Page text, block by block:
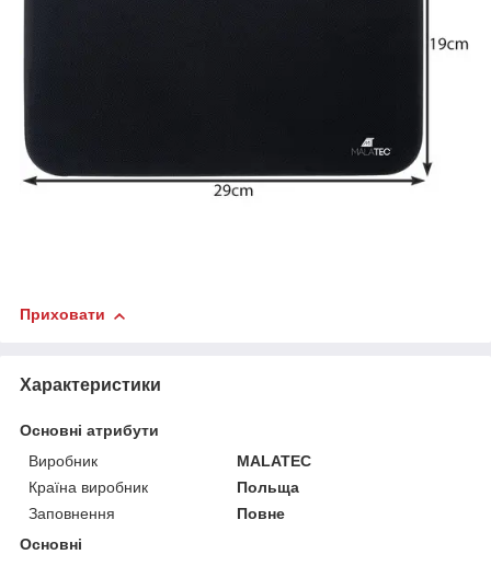
Приховати
Характеристики
Основні атрибути
Виробник
MALATEC
Країна виробник
Польща
Заповнення
Повне
Основні